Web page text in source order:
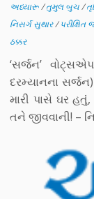
અધ્યારૂ/તુમુલ બુચ/
નિસર્ગ સુથાર/પરીક્ષિત
ઠક્કર
‘સર્જન’
દરમ્યાનના
મારી પાસે ઘર
તને જીવવાની! –